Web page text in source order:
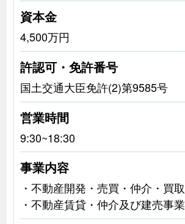
資本金
4,500万円
許認可・免許番号
国土交通大臣免許(2)第9585号
営業時間
9:30~18:30
事業内容
・不動産開発・売買・仲介・買取
・不動産賃貸・仲介及び建売事業